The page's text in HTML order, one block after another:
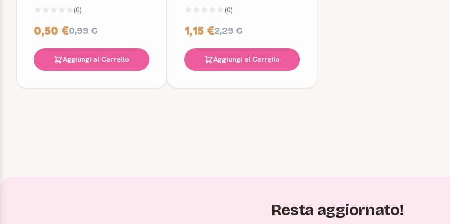
(0)
0,50 €0,99 €
Aggiungi al Carrello
(0)
1,15 €2,29 €
Aggiungi al Carrello
Resta aggiornato!